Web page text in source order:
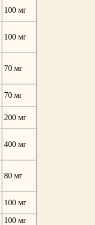
100 мг
100 мг
70 мг
70 мг
200 мг
400 мг
80 мг
100 мг
100 мг